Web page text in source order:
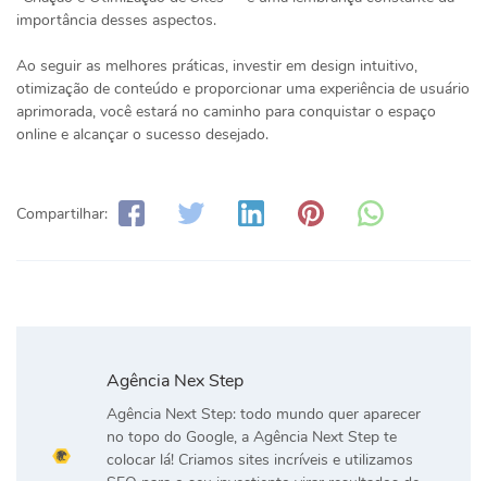
importância desses aspectos.
Ao seguir as melhores práticas, investir em design intuitivo,
otimização de conteúdo e proporcionar uma experiência de usuário
aprimorada, você estará no caminho para conquistar o espaço
online e alcançar o sucesso desejado.
Compartilhar:
Agência Nex Step
Agência Next Step: todo mundo quer aparecer
no topo do Google, a Agência Next Step te
colocar lá! Criamos sites incríveis e utilizamos